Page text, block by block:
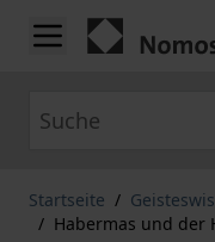
Zum Inhalt springen
Startseite /
/ Habermas und der